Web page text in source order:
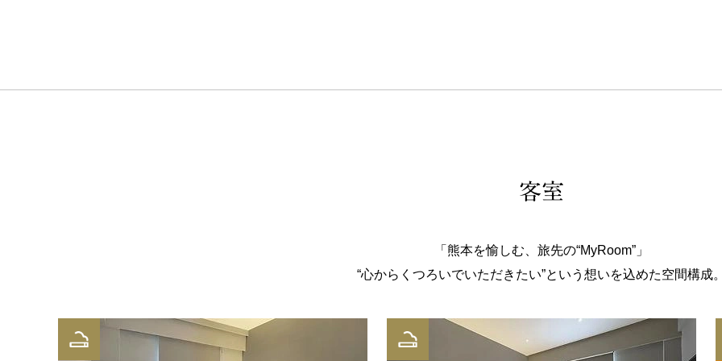
客室
「熊本を愉しむ、旅先の“MyRoom”」
“心からくつろいでいただきたい”という想いを込めた空間構成